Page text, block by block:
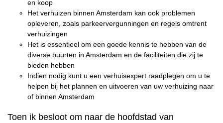
en koop
Het verhuizen binnen Amsterdam kan ook problemen
opleveren, zoals parkeervergunningen en regels omtrent
verhuizingen
Het is essentieel om een goede kennis te hebben van de
diverse buurten in Amsterdam en de faciliteiten die zij te
bieden hebben
Indien nodig kunt u een verhuisexpert raadplegen om u te
helpen bij het plannen en uitvoeren van uw verhuizing naar
of binnen Amsterdam
Toen ik besloot om naar de hoofdstad van